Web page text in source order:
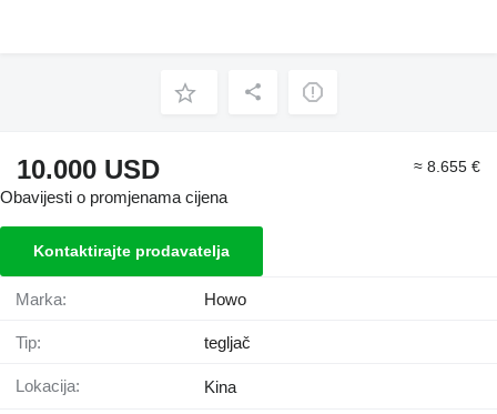
10.000 USD ≈ 8.655 €
Obavijesti o promjenama cijena
Kontaktirajte prodavatelja
Marka: Howo
Tip: tegljač
Lokacija: Kina